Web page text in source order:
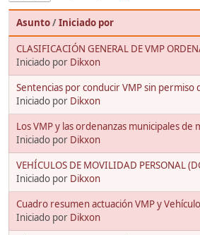
Asunto/Iniciado por
CLASIFICACIÓN GENERAL DE VMP
Iniciado por Dikxon
Sentencias por conducir VMP sin permiso
Iniciado por Dikxon
Los VMP y las ordenanzas municipales de
Iniciado por Dikxon
VEHÍCULOS DE MOVILIDAD PERSONAL
Iniciado por Dikxon
Cuadro resumen actuación VMP y
Iniciado por Dikxon